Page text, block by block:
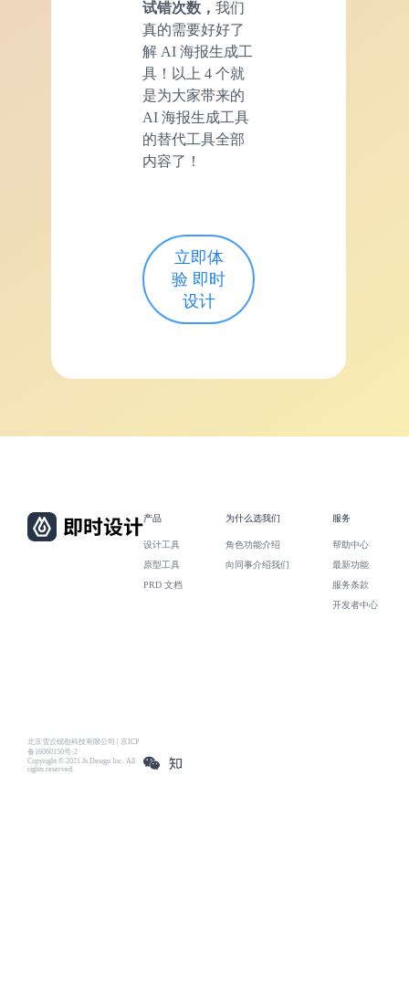
试错次数， 我们
真的需要好好了
解 AI 海报生成工
具！以上 4 个就
是为大家带来的
AI 海报生成工具
的替代工具全部
内容了！
立即体
验 即时
设计
北京雪云锐创科技有限公司 | 京ICP
备16060150号-2
Copyright © 2021 Js.Design Inc. All
rights reserved.
产品
设计工具
原型工具
PRD 文档
为什么选我们
角色功能介绍
向同事介绍我们
服务
帮助中心
最新功能
服务条款
开发者中心